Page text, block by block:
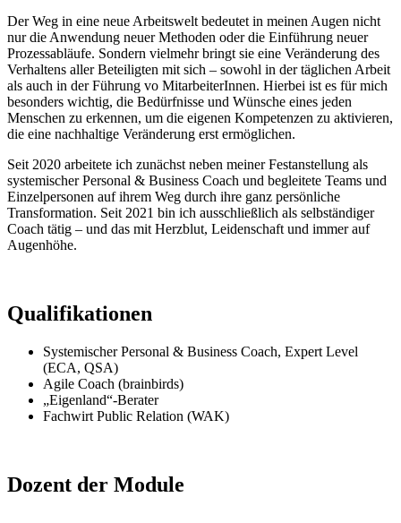
Der Weg in eine neue Arbeitswelt bedeutet in meinen Augen nicht
nur die Anwendung neuer Methoden oder die Einführung neuer
Prozessabläufe. Sondern vielmehr bringt sie eine Veränderung des
Verhaltens aller Beteiligten mit sich – sowohl in der täglichen Arbeit
als auch in der Führung vo MitarbeiterInnen. Hierbei ist es für mich
besonders wichtig, die Bedürfnisse und Wünsche eines jeden
Menschen zu erkennen, um die eigenen Kompetenzen zu aktivieren,
die eine nachhaltige Veränderung erst ermöglichen.
Seit 2020 arbeitete ich zunächst neben meiner Festanstellung als
systemischer Personal & Business Coach und begleitete Teams und
Einzelpersonen auf ihrem Weg durch ihre ganz persönliche
Transformation. Seit 2021 bin ich ausschließlich als selbständiger
Coach tätig – und das mit Herzblut, Leidenschaft und immer auf
Augenhöhe.
Qualifikationen
Systemischer Personal & Business Coach, Expert Level
(ECA, QSA)
Agile Coach (brainbirds)
„Eigenland“-Berater
Fachwirt Public Relation (WAK)
Dozent der Module